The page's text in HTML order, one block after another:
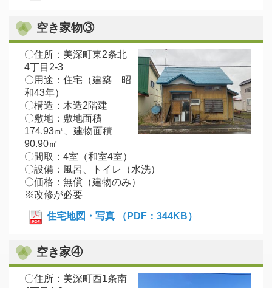
空き家物③
〇住所：美深町東2条北
4丁目2-3
〇用途：住宅（建築 昭
和43年）
〇構造：木造2階建
〇敷地：敷地面積
174.93㎡、建物面積
90.90㎡
〇間取：4室（和室4室）
〇設備：風呂、トイレ（水洗）
〇価格：無償（建物のみ）
※改修が必要
住宅地図・写真 （PDF：344KB）
空き家④
〇住所：美深町西1条南